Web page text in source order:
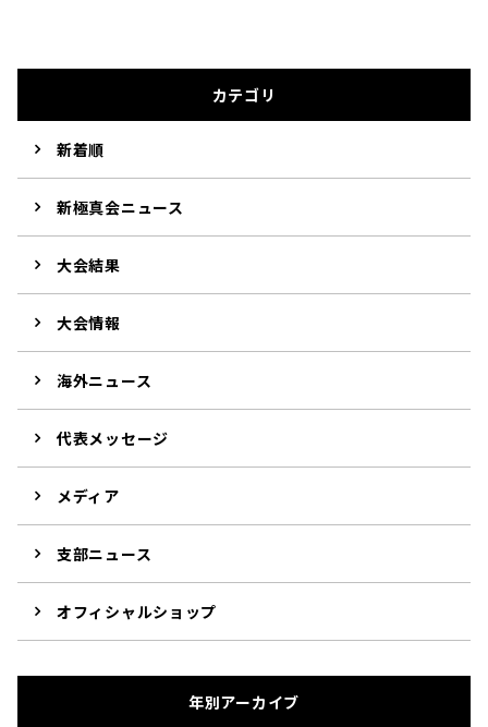
カテゴリ
新着順
新極真会ニュース
大会結果
大会情報
海外ニュース
代表メッセージ
メディア
支部ニュース
オフィシャルショップ
年別アーカイブ